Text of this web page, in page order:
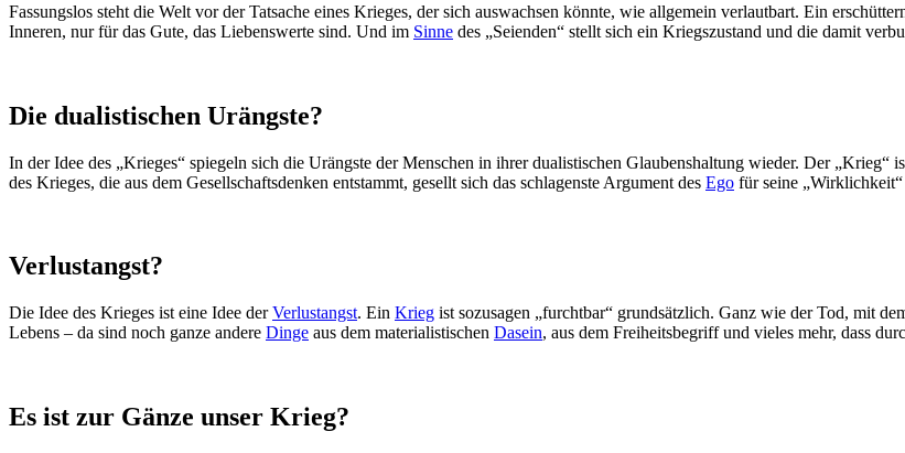
Fassungslos steht die Welt vor der Tatsache eines Krieges, der sich auswachsen könnte, wie allgemein verlautbart. Ein
Inneren, nur für das Gute, das Liebenswerte sind. Und im Sinne des „Seienden“ stellt sich ein Kriegszustand und die damit
Die dualistischen Urängste?
In der Idee des „Krieges“ spiegeln sich die Urängste der Menschen in ihrer dualistischen Glaubenshaltung wieder. Der
des Krieges, die aus dem Gesellschaftsdenken entstammt, gesellt sich das schlagenste Argument des Ego für seine
Verlustangst?
Die Idee des Krieges ist eine Idee derVerlustangst. Ein Krieg ist sozusagen „furchtbar“ grundsätzlich. Ganz wie der Tod, mit
Lebens – da sind noch ganze andere Dinge aus dem materialistischen Dasein, aus dem Freiheitsbegriff und vieles mehr, dass
Es ist zur Gänze unser Krieg?